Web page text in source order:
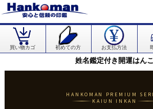
買い物カゴ 初めての方 お支払方法
姓名鑑定付き開運はんこ
HANKOMAN PREMIUM
KAIUN INKAN